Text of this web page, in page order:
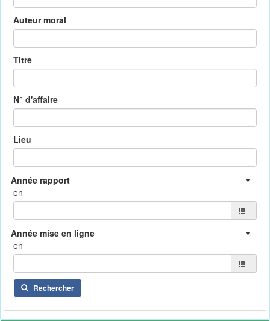
Auteur moral
Titre
N° d'affaire
Lieu
en
en
Rechercher